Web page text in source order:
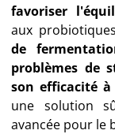
favoriser
aux
de
problèmes de
son efficacité
une solution
avancée pour le